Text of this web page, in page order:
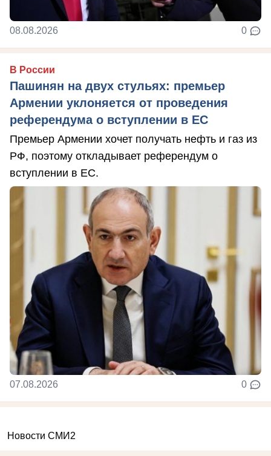
08.08.2026 0
В России
Пашинян на двух стульях: премьер
Армении уклоняется от проведения
референдума о вступлении в ЕС
Премьер Армении хочет получать нефть и газ из
РФ, поэтому откладывает референдум о
вступлении в ЕС.
07.08.2026 0
Новости СМИ2